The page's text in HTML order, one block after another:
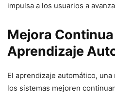
impulsa a los usuarios a
Mejora
Aprendizaje
El aprendizaje automático,
los sistemas mejoren